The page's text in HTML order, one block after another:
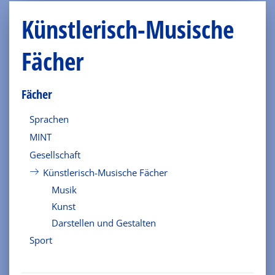
Künstlerisch-Musische
Fächer
Fächer
Sprachen
MINT
Gesellschaft
Künstlerisch-Musische Fächer
Musik
Kunst
Darstellen und Gestalten
Sport